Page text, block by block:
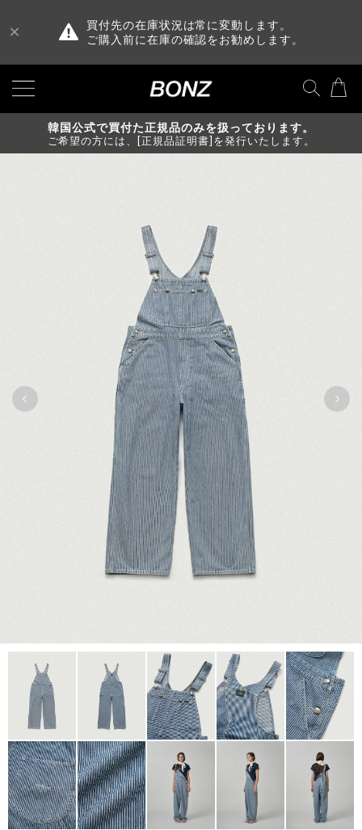
買付先の在庫状況は常に変動します。
ご購入前に在庫の確認をお勧めします。
韓国公式で買付た正規品のみを扱っております。
ご希望の方には、[正規品証明書]を発行いたします。